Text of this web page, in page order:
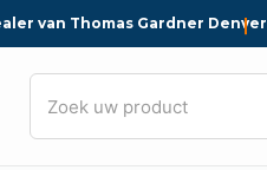
van Thomas Gardner Denver